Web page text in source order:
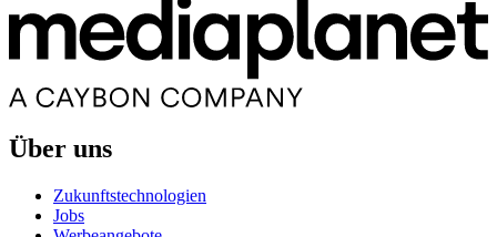
Über uns
Zukunftstechnologien
Jobs